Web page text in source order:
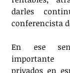
darles
conferencista
En ese
importante
privados en